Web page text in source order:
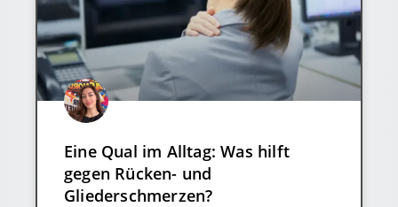
Eine Qual im Alltag: Was hilft
gegen Rücken- und
Gliederschmerzen?